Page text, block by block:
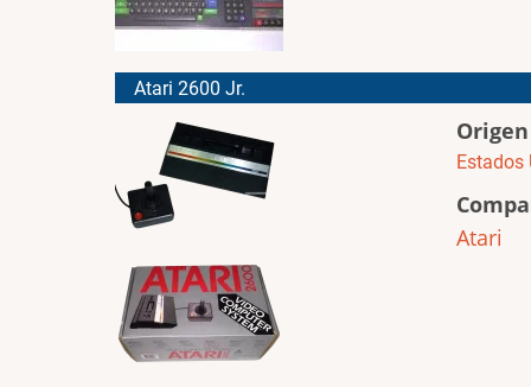
Atari 2600 Jr.
Origen
Estados
Atari